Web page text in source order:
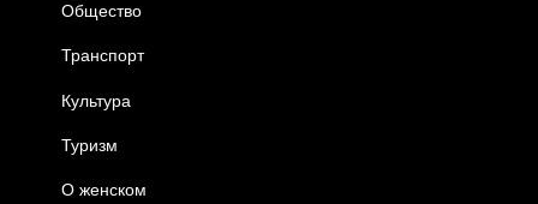
Общество
Транспорт
Культура
Туризм
О женском